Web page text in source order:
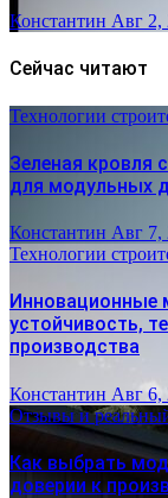
Константин Авг 2,
Сейчас читают
Технологии
Зеленая кровля
для модульных
Константин Авг 7,
Технологии
Инновационные
устойчивость,
производства
Константин Авг 6,
Отзывы и
Как выбрать
доверии к